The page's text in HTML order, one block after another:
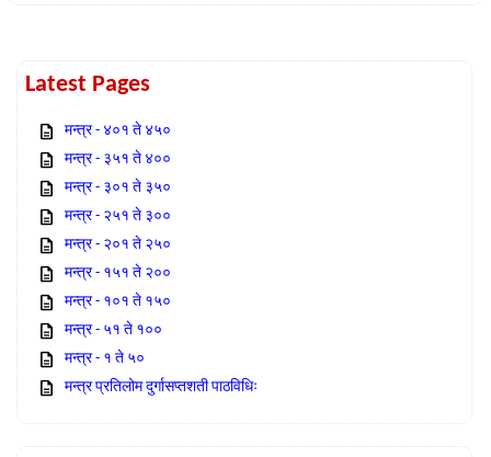
Latest Pages
मन्त्र - ४०१ ते ४५०
मन्त्र - ३५१ ते ४००
मन्त्र - ३०१ ते ३५०
मन्त्र - २५१ ते ३००
मन्त्र - २०१ ते २५०
मन्त्र - १५१ ते २००
मन्त्र - १०१ ते १५०
मन्त्र - ५१ ते १००
मन्त्र - १ ते ५०
मन्त्र प्रतिलोम दुर्गासप्तशती पाठविधिः